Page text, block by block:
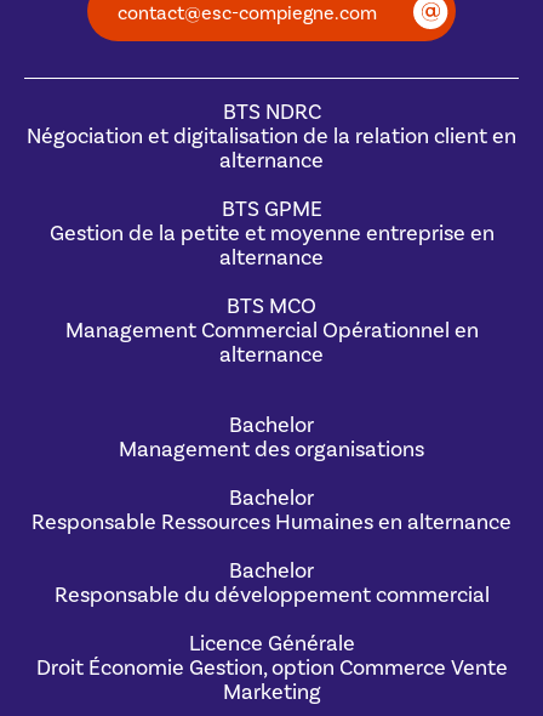
contact@esc-compiegne.com
BTS NDRC
Négociation et digitalisation de la relation client en
alternance
BTS GPME
Gestion de la petite et moyenne entreprise en
alternance
BTS MCO
Management Commercial Opérationnel en
alternance
Bachelor
Management des organisations
Bachelor
Responsable Ressources Humaines en alternance
Bachelor
Responsable du développement commercial
Licence Générale
Droit Économie Gestion, option Commerce Vente
Marketing